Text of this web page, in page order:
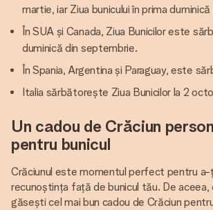
martie, iar Ziua bunicului în prima
În SUA și Canada, Ziua Bunicilor este
duminică din septembrie.
În Spania, Argentina și Paraguay, este
Italia sărbătorește Ziua Bunicilor la 2
Un cadou de Crăciun
pentru bunicul
Crăciunul este momentul perfect pentru a-
recunoștința față de bunicul tău. De
găsești cel mai bun cadou de Crăciun